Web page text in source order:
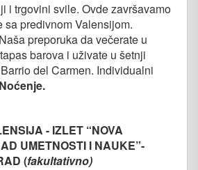
i trgovini svile. Ovde završavamo
sa predivnom Valensijom.
preporuka da večerate u
barova i uživate u šetnji
del Carmen. Individualni
Noćenje.
- IZLET “NOVA
UMETNOSTI I NAUKE”-
(fakultativno)